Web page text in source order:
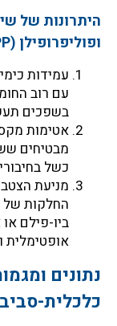
ופוליפרופילן (PP) במערכות טיפול:
עמידות
עם רוב
בשפכים
אטימות
מבטיחים
כשל
מניעת
החלקות של
ביו-פילם
אופטימלית
נתונים
כלכלית-